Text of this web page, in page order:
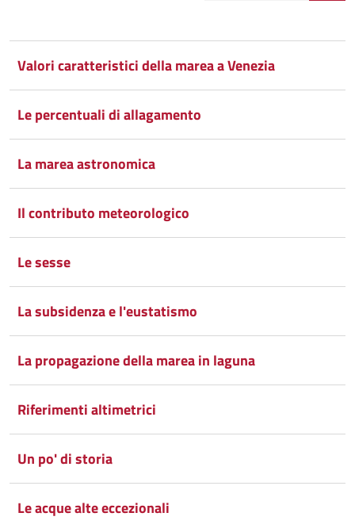
su
Facebook
Condividi
su
Twitter
Condividi
su
Condividi
Valori caratteristici della marea a Venezia
Le percentuali di allagamento
La marea astronomica
Il contributo meteorologico
Le sesse
La subsidenza e l'eustatismo
La propagazione della marea in laguna
Riferimenti altimetrici
Un po' di storia
Le acque alte eccezionali